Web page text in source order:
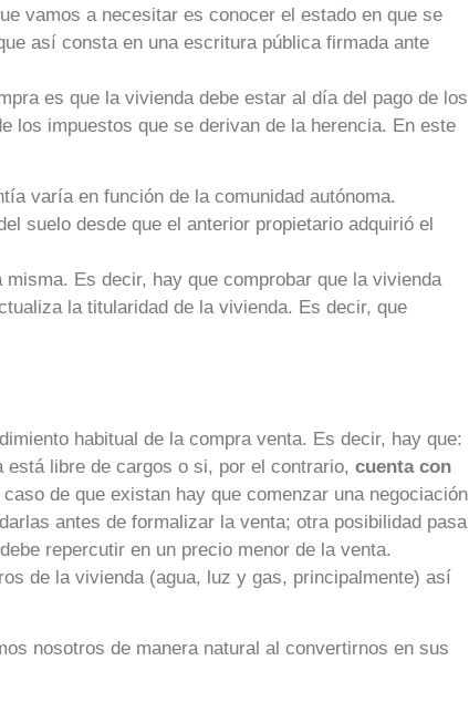
vamos a necesitar es conocer el estado en que se
así consta en una escritura pública firmada ante
es que la vivienda debe estar al día del pago de los
los impuestos que se derivan de la herencia. En este
varía en función de la comunidad autónoma.
suelo desde que el anterior propietario adquirió el
Es decir, hay que comprobar que la vivienda
la titularidad de la vivienda. Es decir, que
habitual de la compra venta. Es decir, hay que:
libre de cargos o si, por el contrario, cuenta con
de que existan hay que comenzar una negociación
antes de formalizar la venta; otra posibilidad pasa
repercutir en un precio menor de la venta.
de la vivienda (agua, luz y gas, principalmente) así
nosotros de manera natural al convertirnos en sus